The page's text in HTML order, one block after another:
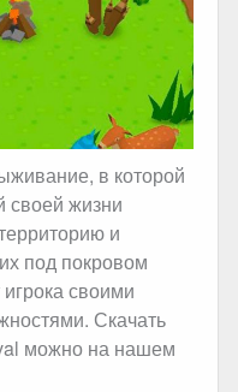
в которой
своей жизни
и
под покровом
своими
Скачать
можно на нашем